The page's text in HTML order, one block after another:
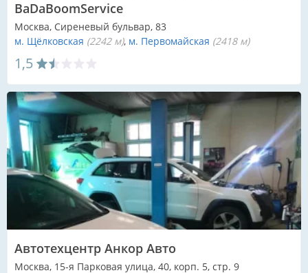
BaDaBoomService
Москва, Сиреневый бульвар, 83
м. Щёлковская (2242 м) м. Первомайская (2418 м)
1,5
Автотехцентр Анкор Авто
Москва, 15-я Парковая улица, 40, корп. 5, стр. 9